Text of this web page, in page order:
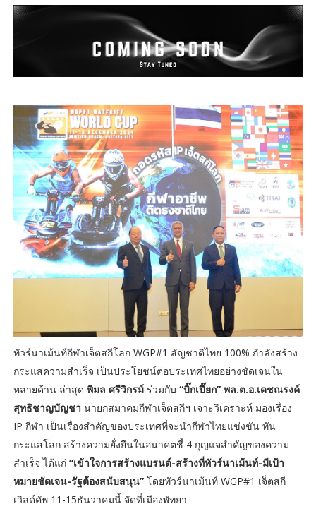
ทัวร์นาเม้นท์กีฬาเจ็ตสกีโลก WGP#1 สัญชาติไทย 100% กำลังสร้าง
กระแสความสำเร็จ เป็นประโยชน์ต่อประเทศไทยอย่างชัดเจนใน
หลายด้าน ล่าสุด พิมล ศรีวิกรม์ ร่วมกับ “บิ๊กเปี๊ยก” พล.ต.อ.เดชณรงค์
สุทธิชาญบัญชา นายกสมาคมกีฬาเจ็ตสกีฯ เจาะวิเคราะห์ มองเรื่อง
IP กีฬา เป็นเรื่องสำคัญของประเทศที่จะนำกีฬาไทยแข่งขัน ทัน
กระแสโลก สร้างความยั่งยืนในอนาคตชี้ 4 กุญแจสำคัญของความ
สำเร็จ ได้แก่ “เข้าใจการสร้างแบรนด์-สร้างที่ทัวร์นาเม้นท์-มีเป้า
หมายชัดเจน-รัฐต้องสนับสนุน”โดยทัวร์นาเม้นท์ WGP#1 เจ็ตสกี
เวิลด์คัพ 11-15ธันวาคมนี้ จัดที่เมืองพัทยา